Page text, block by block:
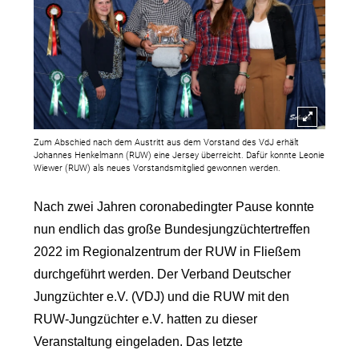
Laura Köster, Niklas Engbring und Marek Bange.
Zum Abschied nach dem Austritt aus dem Vorstand des VdJ erhält
Johannes Henkelmann (RUW) eine Jersey überreicht. Dafür konnte Leonie
Wiewer (RUW) als neues Vorstandsmitglied gewonnen werden.
Nach zwei Jahren coronabedingter Pause konnte
nun endlich das große Bundesjungzüchtertreffen
2022 im Regionalzentrum der RUW in Fließem
durchgeführt werden. Der Verband Deutscher
Jungzüchter e.V. (VDJ) und die RUW mit den
RUW-Jungzüchter e.V. hatten zu dieser
Veranstaltung eingeladen. Das letzte